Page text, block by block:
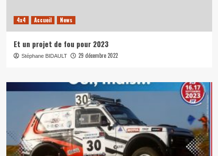
4x4 Accueil News
Et un projet de fou pour 2023
Stéphane BIDAULT 29 décembre 2022